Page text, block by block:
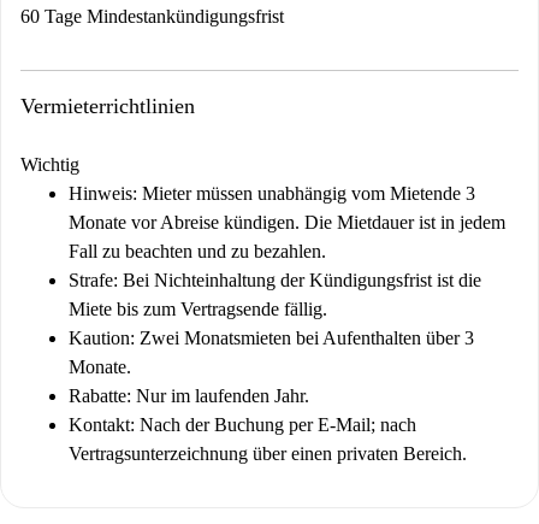
60 Tage Mindestankündigungsfrist
Vermieterrichtlinien
Wichtig
Hinweis: Mieter müssen unabhängig vom Mietende 3
Monate vor Abreise kündigen. Die Mietdauer ist in jedem
Fall zu beachten und zu bezahlen.
Strafe: Bei Nichteinhaltung der Kündigungsfrist ist die
Miete bis zum Vertragsende fällig.
Kaution: Zwei Monatsmieten bei Aufenthalten über 3
Monate.
Rabatte: Nur im laufenden Jahr.
Kontakt: Nach der Buchung per E-Mail; nach
Vertragsunterzeichnung über einen privaten Bereich.